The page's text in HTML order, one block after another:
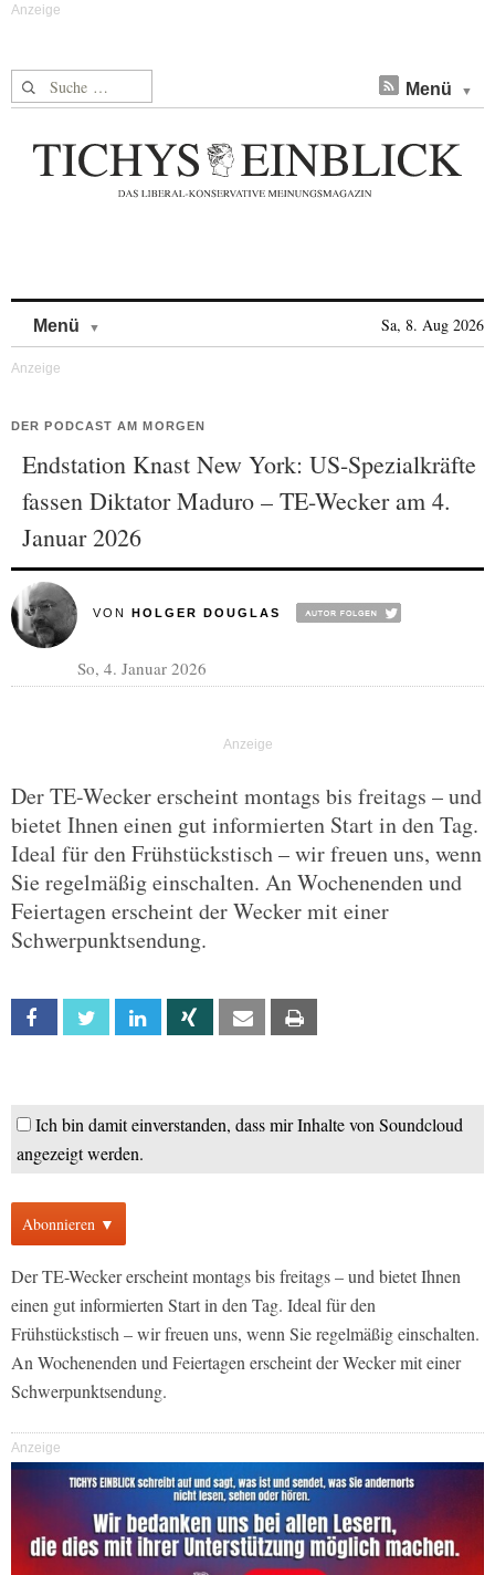
Suche nach: Menü
Menü Sa, 8. Aug 2026
DER PODCAST AM MORGEN
Endstation Knast New York: US-Spezialkräfte
fassen Diktator Maduro – TE-Wecker am 4.
Januar 2026
VON HOLGER DOUGLAS
So, 4. Januar 2026
Der TE-Wecker erscheint montags bis freitags – und
bietet Ihnen einen gut informierten Start in den Tag.
Ideal für den Frühstückstisch – wir freuen uns, wenn
Sie regelmäßig einschalten. An Wochenenden und
Feiertagen erscheint der Wecker mit einer
Schwerpunktsendung.
Facebook Twitter Linkedin Xing Email
Ich bin damit einverstanden, dass mir Inhalte von Soundcloud
angezeigt werden.
Abonnieren ▼
Der TE-Wecker erscheint montags bis freitags – und bietet Ihnen
einen gut informierten Start in den Tag. Ideal für den
Frühstückstisch – wir freuen uns, wenn Sie regelmäßig einschalten.
An Wochenenden und Feiertagen erscheint der Wecker mit einer
Schwerpunktsendung.
Anzeige